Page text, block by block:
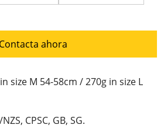
Contacta ahora
size M 54-58cm / 270g in size L
NZS, CPSC, GB, SG.